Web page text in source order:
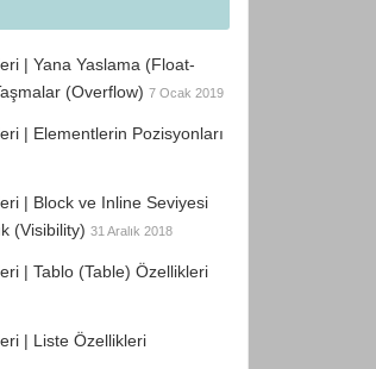
| Yana Yaslama (Float-
(Overflow) 7 Ocak 2019
| Elementlerin Pozisyonları
| Block ve Inline Seviyesi
(Visibility) 31 Aralık 2018
| Tablo (Table) Özellikleri
| Liste Özellikleri